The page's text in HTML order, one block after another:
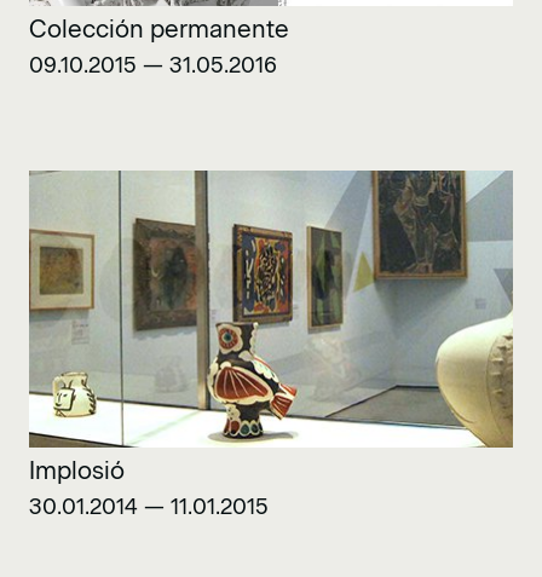
Colección permanente
09.10.2015 — 31.05.2016
Implosió
30.01.2014 — 11.01.2015